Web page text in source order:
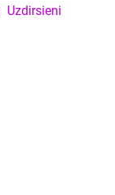
Uzdirsieni